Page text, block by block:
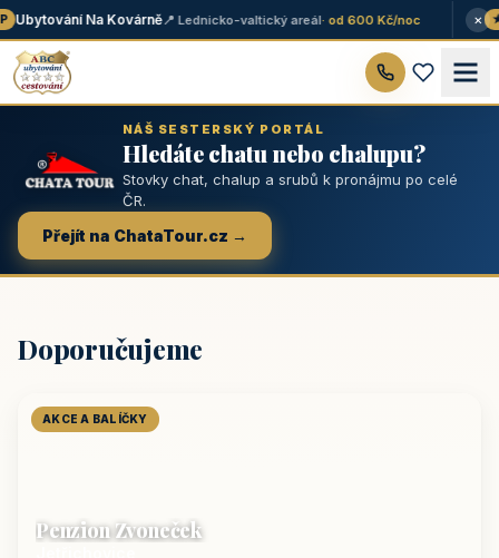
Ubytování Na Kovárně📍 Lednicko-valtický areál· od 600 Kč/noc ★
×
NÁŠ SESTERSKÝ PORTÁL
Hledáte chatu nebo chalupu?
Stovky chat, chalup a srubů k pronájmu po celé
ČR.
Přejít na ChataTour.cz →
Doporučujeme
AKCE A BALÍČKY
Penzion Zvoneček